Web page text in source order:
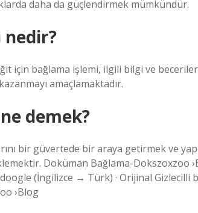
daha da güçlendirmek mümkündür.
için bağlama işlemi, ilgili bilgi ve
amaçlamaktadır.
demek?
bir güvertede bir araya getirmek ve
Doküman Bağlama-Dokszoxzoo
(İngilizce → Türk) · Orijinal Gizlecilli
›Blog